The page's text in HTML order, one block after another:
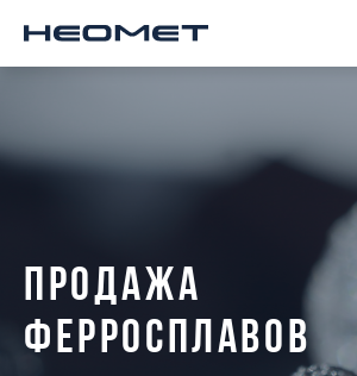
ПРОДАЖА
ФЕРРОСПЛАВОВ